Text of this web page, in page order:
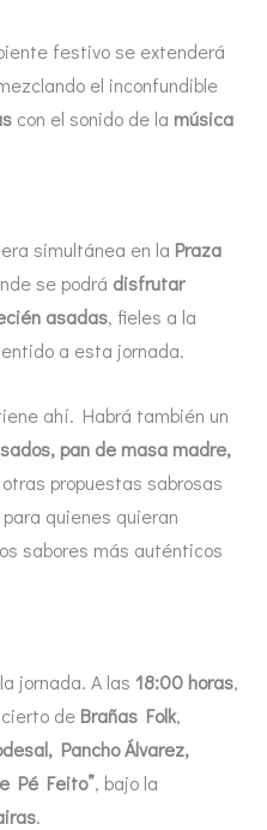
festivo se extenderá
el inconfundible
con el sonido de la música
simultánea en la Praza
se podrá disfrutar
asadas, fieles a la
a esta jornada.
ahí. Habrá también un
pan de masa madre,
otras propuestas sabrosas
para quienes quieran
sabores más auténticos
jornada. A las 18:00 horas,
de Brañas Folk,
Pancho Álvarez,
Pé Feito”, bajo la
.